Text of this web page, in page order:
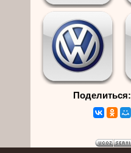
Поделиться: